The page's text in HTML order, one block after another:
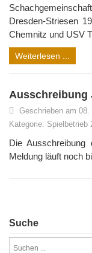
Dresden-Striesen
Chemnitz und USV
Weiterlesen ...
Ausschreibung
Geschrieben am 08.
Kategorie: Spielbetrieb
Die Ausschreibung
Meldung läuft noch
Suche